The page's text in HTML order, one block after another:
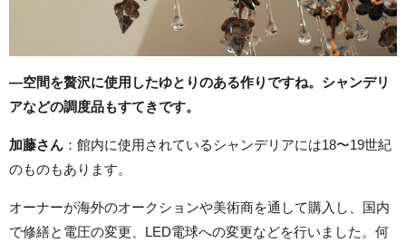
―空間を贅沢に使用したゆとりのある作りですね。シャンデリ
アなどの調度品もすてきです。
加藤さん ：館内に使用されているシャンデリアには18〜19世紀
のものもあります。
オーナーが海外のオークションや美術商を通して購入し、国内
で修繕と電圧の変更、LED電球への変更などを行いました。何